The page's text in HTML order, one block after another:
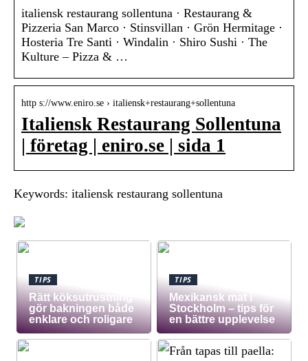
italiensk restaurang sollentuna · Restaurang &
Pizzeria San Marco · Stinsvillan · Grön Hermitage ·
Hosteria Tre Santi · Windalin · Shiro Sushi · The
Kulture – Pizza & …
http s://www.eniro.se › italiensk+restaurang+sollentuna
Italiensk Restaurang Sollentuna
| företag | eniro.se | sida 1
Keywords: italiensk restaurang sollentuna
TIPS
Rätt köksutrustning
gör bakningen både
enklare och roligare
TIPS
Mexikansk mat i
Stockholm – tips för
en bättre upplevelse